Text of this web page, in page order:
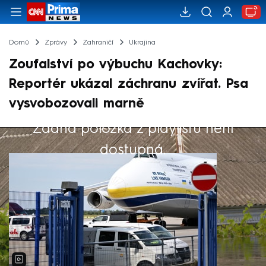
Domů Zprávy Zahraničí Ukrajina
Zoufalství po výbuchu Kachovky:
Reportér ukázal záchranu zvířat. Psa
vysvobozovali marně
Žádná položka z playlistu není
dostupná.
Výběr redakce